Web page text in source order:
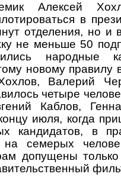
Алексей
в
отделения, но
не меньше 50
народные
новому правилу
Валерий
четыре
Каблов,
июля, когда
кандидатов, в
на семерых
допущены